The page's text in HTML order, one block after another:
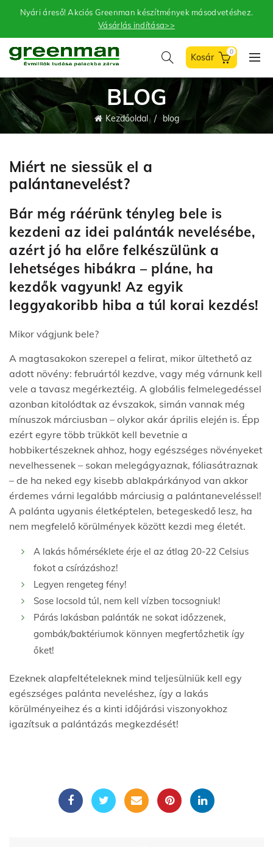
Nyári áreső! Akciós Greenman készítmények másodvetéshez.
Vásárlás indítása>>
0
BLOG
Kezdőoldal blog
Miért ne siessük el a
palántanevelést?
Bár még ráérünk tényleg bele is
kezdeni az idei palánták nevelésébe,
azért jó ha előre felkészülünk a
lehetséges hibákra – pláne, ha
kezdők vagyunk! Az egyik
leggyakoribb hiba a túl korai kezdés!
Mikor vágjunk bele?
A magtasakokon szerepel a felirat, mikor ültethető az
adott növény: februártól kezdve, vagy még várnunk kell
vele a tavasz megérkeztéig. A globális felmelegedéssel
azonban kitolódtak az évszakok, simán vannak még
mínuszok márciusban – olykor akár április elején is. Épp
ezért egyre több trükköt kell bevetnie a
hobbikertészeknek ahhoz, hogy egészséges növényeket
nevelhessenek – sokan melegágyaznak, fóliasátraznak
– de ha neked egy kisebb ablakpárkányod van akkor
érdemes várni legalább márciusig a palántaneveléssel!
A palánta ugyanis életképtelen, betegeskedő lesz, ha
nem megfelelő körülmények között kezdi meg életét.
A lakás hőmérséklete érje el az átlag 20-22 Celsius
fokot a csírázáshoz!
Legyen rengeteg fény!
Sose locsold túl, nem kell vízben tocsogniuk!
Párás lakásban palánták ne sokat időzzenek,
gombák/baktériumok könnyen megfertőzhetik így
őket!
Ezeknek alapfeltételeknek mind teljesülniük kell egy
egészséges palánta neveléshez, így a lakás
körülményeihez és a kinti időjárási viszonyokhoz
igazítsuk a palántázás megkezdését!